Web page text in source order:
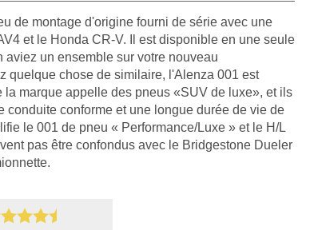
de montage d'origine fourni de série avec une
et le Honda CR-V. Il est disponible en une seule
un ensemble sur votre nouveau
quelque chose de similaire, l'Alenza 001 est
marque appelle des pneus «SUV de luxe», et ils
conduite conforme et une longue durée de vie de
le 001 de pneu « Performance/Luxe » et le H/L
pas être confondus avec le Bridgestone Dueler